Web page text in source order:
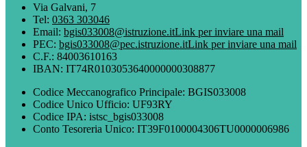
Via Galvani, 7
Tel: 0363 303046
Email: bgis033008@istruzione.itLink per inviare una mail
PEC: bgis033008@pec.istruzione.itLink per inviare una mail
C.F.: 84003610163
IBAN: IT74R0103053640000000308877
Codice Meccanografico Principale: BGIS033008
Codice Unico Ufficio: UF93RY
Codice IPA: istsc_bgis033008
Conto Tesoreria Unico: IT39F0100004306TU0000006986